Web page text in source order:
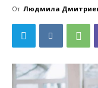
От Людмила